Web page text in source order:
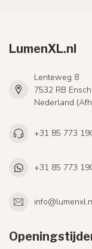
LumenXL.nl
Lenteweg 8
7532 RB
Nederland
+31 85 773
+31 85 773